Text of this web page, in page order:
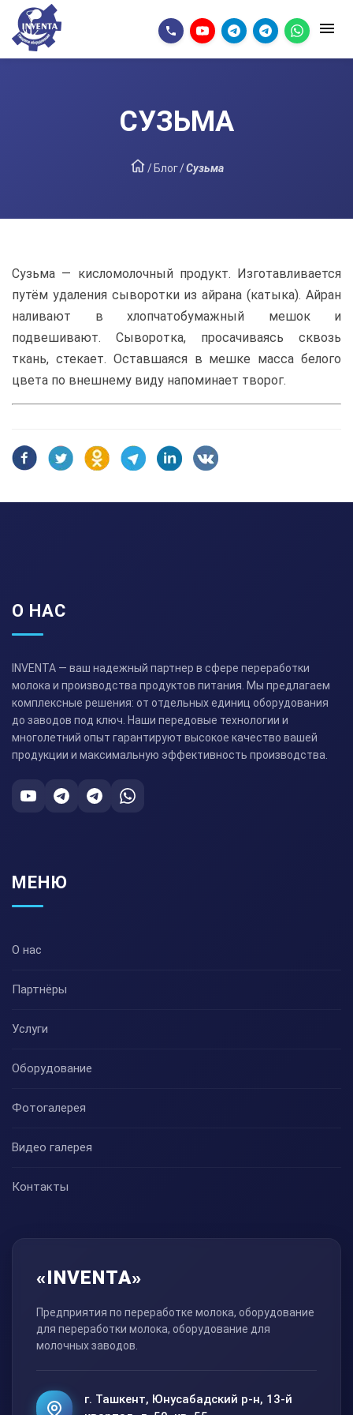
СУЗЬМА
/ Блог/Сузьма
Сузьма — кисломолочный продукт. Изготавливается
путём удаления сыворотки из айрана (катыка). Айран
наливают в хлопчатобумажный мешок и
подвешивают. Сыворотка, просачиваясь сквозь
ткань, стекает. Оставшаяся в мешке масса белого
цвета по внешнему виду напоминает творог.
О НАС
INVENTA — ваш надежный партнер в сфере переработки
молока и производства продуктов питания. Мы предлагаем
комплексные решения: от отдельных единиц оборудования
до заводов под ключ. Наши передовые технологии и
многолетний опыт гарантируют высокое качество вашей
продукции и максимальную эффективность производства.
МЕНЮ
О нас
Партнёры
Услуги
Оборудование
Фотогалерея
Видео галерея
Контакты
«INVENTA»
Предприятия по переработке молока, оборудование
для переработки молока, оборудование для
молочных заводов.
г. Ташкент, Юнусабадский р-н, 13-й